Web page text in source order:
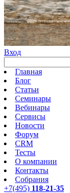
Вход
Главная
Блог
Статьи
Семинары
Вебинары
Сервисы
Новости
Форум
CRM
Тесты
О компании
Контакты
Собрания
+7(495) 118-21-35